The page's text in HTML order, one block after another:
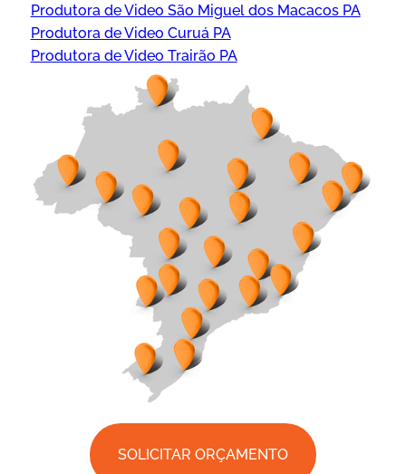
Produtora de Video São Miguel dos Macacos PA
Produtora de Video Curuá PA
Produtora de Video Trairão PA
SOLICITAR ORÇAMENTO